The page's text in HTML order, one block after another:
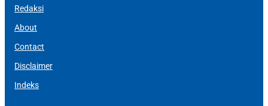
Redaksi
About
Contact
Disclaimer
Indeks